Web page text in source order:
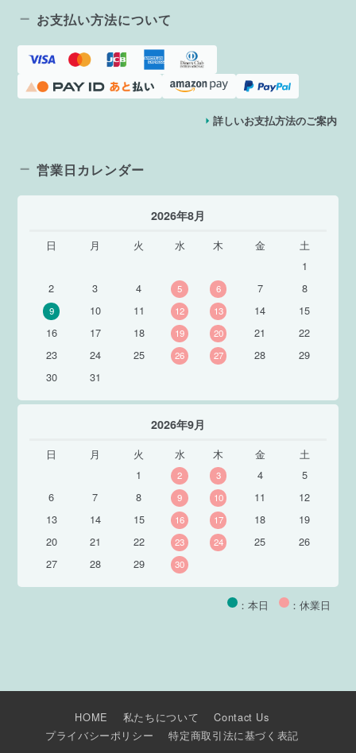
お支払い方法について
詳しいお支払方法のご案内
営業日カレンダー
2026年8月
日 月 火 水 木 金
土
1
2
3 4 5 6 7 8
9 10 11 12 13 14
15
16
17 18 19 20 21
22
23
24 25 26 27 28
29
30
31
2026年9月
日 月 火 水 木 金
土
1
2 3 4
5
6
7 8 9 10 11
12
13
14 15 16 17 18
19
20
21 22 23 24 25
26
27
28 29 30
：本日 ：休業日
HOME 私たちについて
Contact Us
プライバシーポリシー
特定商取引法に基づく表記